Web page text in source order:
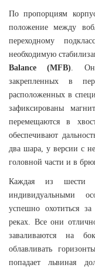
По пропорциям
положение между
переходному
необходимую
Balance (MFB). Она
закрепленных в
расположенных в
зафиксированы
перемещаются в
обеспечивают
два шара, у версии с
головной части и в
Каждая из шести
индивидуальными
успешно охотиться
реках. Все они
заваливаются на
облавливать
попадает львиная